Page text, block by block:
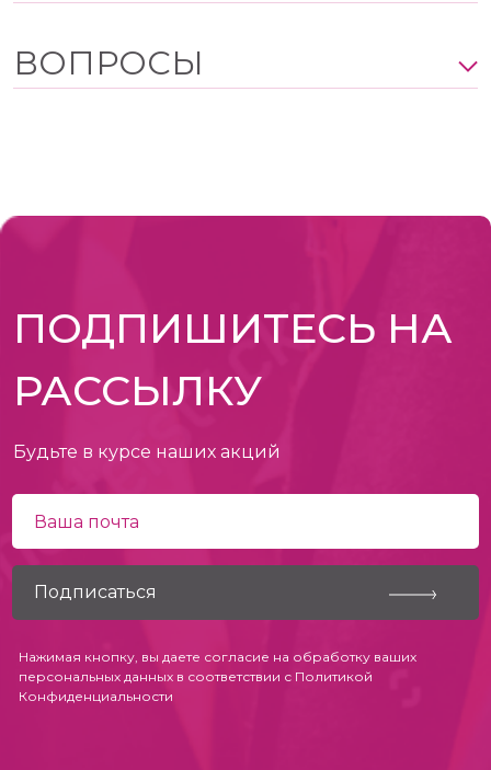
ВОПРОСЫ
ПОДПИШИТЕСЬ НА
РАССЫЛКУ
Будьте в курсе наших акций
Нажимая кнопку, вы даете согласие на обработку ваших
персональных данных в соответствии с Политикой
Конфиденциальности